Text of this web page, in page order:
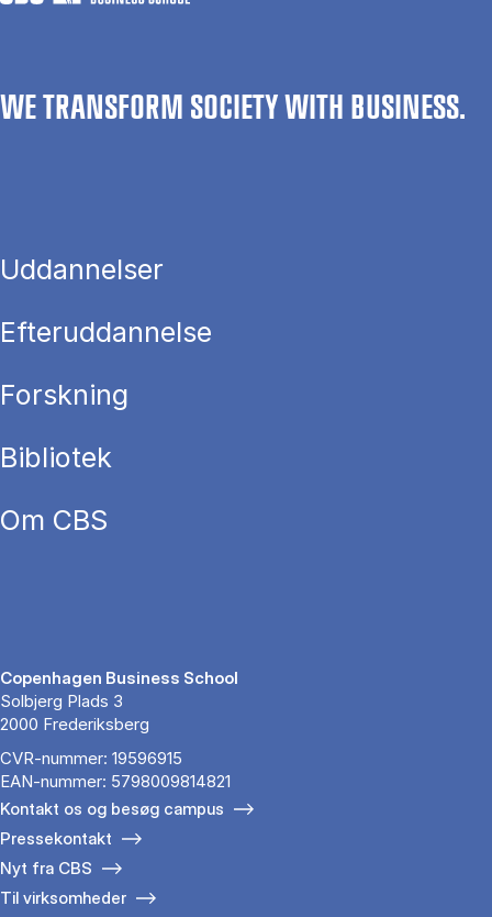
WE TRANSFORM SOCIETY WITH BUSINESS.
Uddannelser
Efteruddannelse
Forskning
Bibliotek
Om CBS
Copenhagen Business School
Solbjerg Plads 3
2000 Frederiksberg
CVR-nummer: 19596915
EAN-nummer: 5798009814821
Kontakt os og besøg campus
Pressekontakt
Nyt fra CBS
Til virksomheder